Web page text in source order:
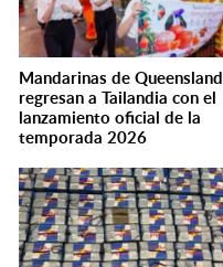
Mandarinas de Queensland
regresan a Tailandia con el
lanzamiento oficial de la
temporada 2026